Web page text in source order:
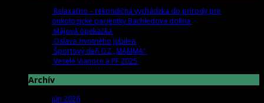
Relaxačno – rekondičná vychádzka do prírody pre
onkologické pacientky Bachledova dolina
Májová opekačka
Oslava životného jubilea
Športový deň OZ „MAMMA“
Veselé Vianoce a PF 2025
Archív
jún 2026